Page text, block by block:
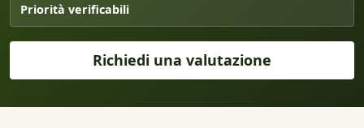
Priorità verificabili
Richiedi una valutazione